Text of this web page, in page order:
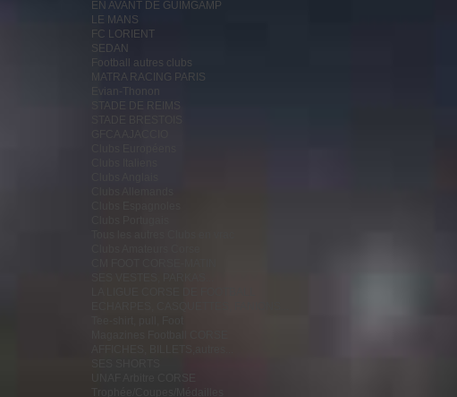
EN AVANT DE GUIMGAMP
LE MANS
FC LORIENT
SEDAN
Football autres clubs
MATRA RACING PARIS
Evian-Thonon
STADE DE REIMS